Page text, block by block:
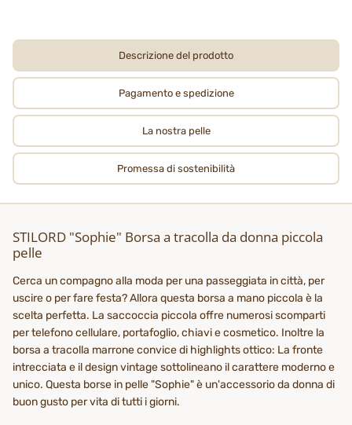
Descrizione del prodotto
Pagamento e spedizione
La nostra pelle
Promessa di sostenibilità
STILORD "Sophie" Borsa a tracolla da donna piccola
pelle
Cerca un compagno alla moda per una passeggiata in città, per
uscire o per fare festa? Allora questa borsa a mano piccola è la
scelta perfetta. La saccoccia piccola offre numerosi scomparti
per telefono cellulare, portafoglio, chiavi e cosmetico. Inoltre la
borsa a tracolla marrone convice di highlights ottico: La fronte
intrecciata e il design vintage sottolineano il carattere moderno e
unico. Questa borse in pelle "Sophie" è un'accessorio da donna di
buon gusto per vita di tutti i giorni.